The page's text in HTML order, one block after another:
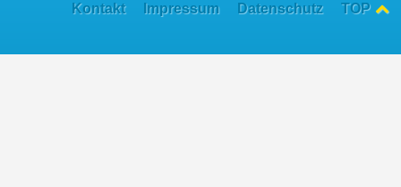
Kontakt Impressum Datenschutz TOP